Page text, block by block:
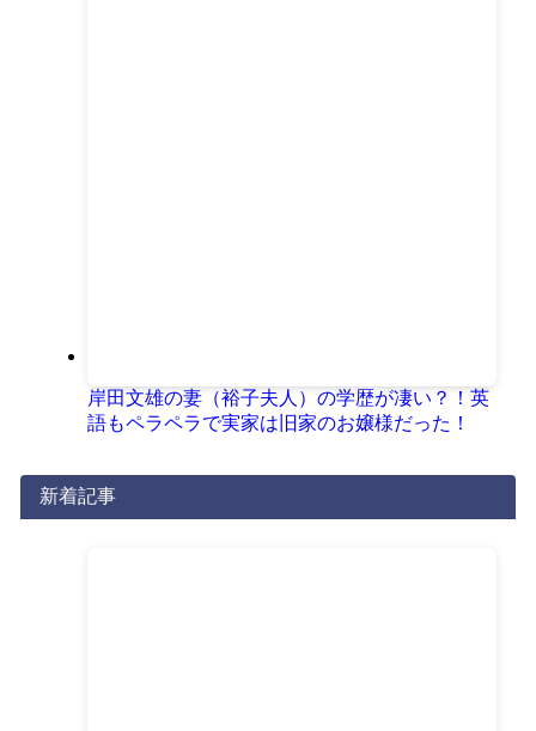
岸田文雄の妻（裕子夫人）の学歴が凄い？！英
語もペラペラで実家は旧家のお嬢様だった！
新着記事